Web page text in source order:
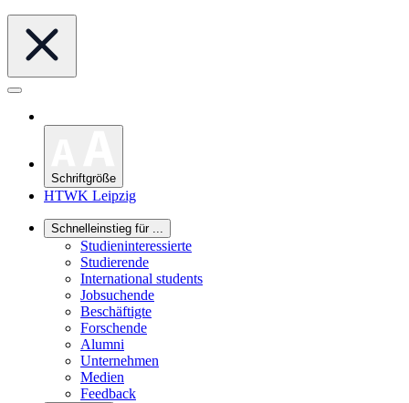
Schriftgröße
HTWK Leipzig
Schnelleinstieg für ...
Studieninteressierte
Studierende
International students
Jobsuchende
Beschäftigte
Forschende
Alumni
Unternehmen
Medien
Feedback